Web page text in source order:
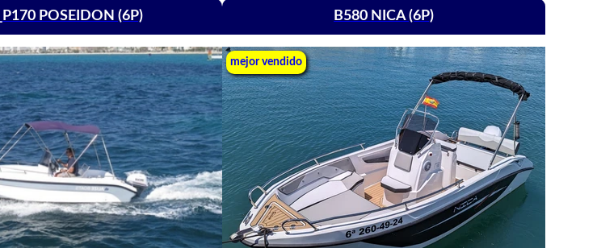
POSEIDON (6P) B580 NICA (6P)
mejor vendido